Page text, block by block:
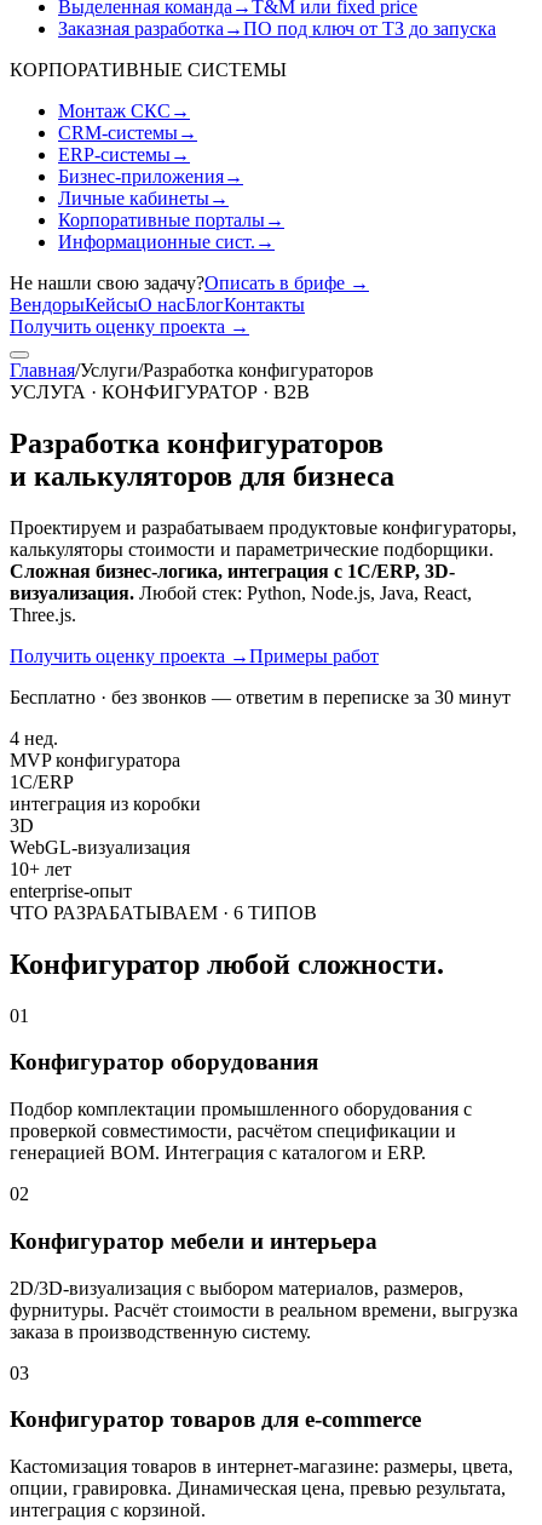
Выделенная команда →T&M или fixed price
Заказная разработка →ПО под ключ от ТЗ до запуска
КОРПОРАТИВНЫЕ СИСТЕМЫ
Монтаж СКС →
CRM-системы→
ERP-системы→
Бизнес-приложения→
Личные кабинеты→
Корпоративные порталы→
Информационные сист. →
Не нашли свою задачу?Описать в брифе →
ВендорыКейсыО насБлогКонтакты
Получить оценку проекта →
Главная/Услуги/Разработка конфигураторов
УСЛУГА · КОНФИГУРАТОР · B2B
Разработка конфигураторов
и калькуляторов для бизнеса
Проектируем и разрабатываем продуктовые конфигураторы,
калькуляторы стоимости и параметрические подборщики.
Сложная бизнес-логика, интеграция с 1С/ERP, 3D-
визуализация. Любой стек: Python, Node.js, Java, React,
Three.js.
Получить оценку проекта →Примеры работ
Бесплатно · без звонков — ответим в переписке за 30 минут
4 нед.
MVP конфигуратора
1С/ERP
интеграция из коробки
3D
WebGL-визуализация
10+ лет
enterprise-опыт
ЧТО РАЗРАБАТЫВАЕМ · 6 ТИПОВ
Конфигуратор любой сложности.
01
Конфигуратор оборудования
Подбор комплектации промышленного оборудования с
проверкой совместимости, расчётом спецификации и
генерацией BOM. Интеграция с каталогом и ERP.
02
Конфигуратор мебели и интерьера
2D/3D-визуализация с выбором материалов, размеров,
фурнитуры. Расчёт стоимости в реальном времени, выгрузка
заказа в производственную систему.
03
Конфигуратор товаров для e-commerce
Кастомизация товаров в интернет-магазине: размеры, цвета,
опции, гравировка. Динамическая цена, превью результата,
интеграция с корзиной.